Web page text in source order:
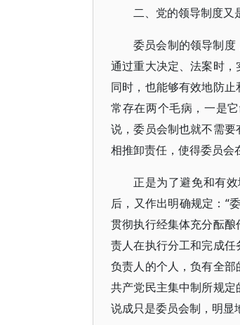
二、党的领导制度又
委员会制的领导制
通过重大决定、法案时
同时，也能够有效地防
常存在两个毛病，一是
说，委员会制也就不需
相推卸责任，使得委员会
正是为了避免和有
后，又作出明确规定：“
贯彻执行经集体充分酝
责人在执行分工和完成
负责人的个人，负有全
共产党民主集中制所规
说成只是委员会制，明显